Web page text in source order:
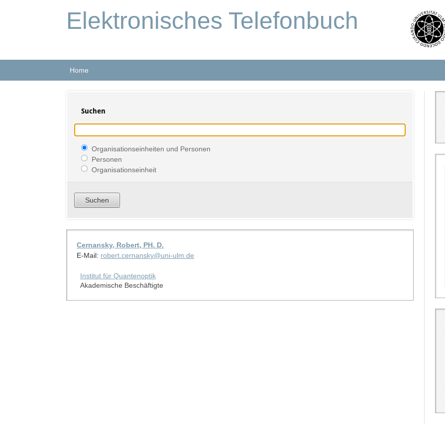
Elektronisches Telefonbuch
Home
Suchen
Organisationseinheiten und Personen
Personen
Organisationseinheit
Cernansky, Robert, PH. D.
E-Mail: robert.cernansky@uni-ulm.de
Institut für Quantenoptik
Akademische Beschäftigte